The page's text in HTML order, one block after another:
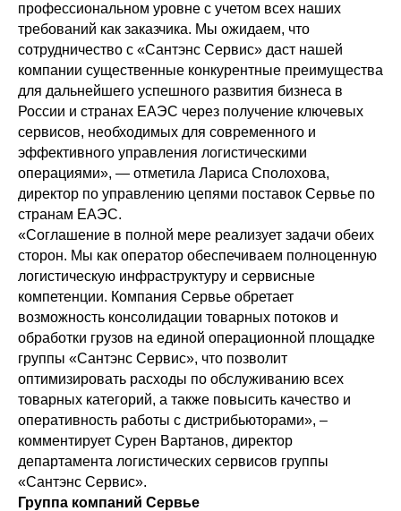
профессиональном уровне с учетом всех наших
требований как заказчика. Мы ожидаем, что
сотрудничество с «Сантэнс Сервис» даст нашей
компании существенные конкурентные преимущества
для дальнейшего успешного развития бизнеса в
России и странах ЕАЭС через получение ключевых
сервисов, необходимых для современного и
эффективного управления логистическими
операциями», — отметила Лариса Сполохова,
директор по управлению цепями поставок Сервье по
странам ЕАЭС.
«Соглашение в полной мере реализует задачи обеих
сторон. Мы как оператор обеспечиваем полноценную
логистическую инфраструктуру и сервисные
компетенции. Компания Сервье обретает
возможность консолидации товарных потоков и
обработки грузов на единой операционной площадке
группы «Сантэнс Сервис», что позволит
оптимизировать расходы по обслуживанию всех
товарных категорий, а также повысить качество и
оперативность работы с дистрибьюторами», –
комментирует Сурен Вартанов, директор
департамента логистических сервисов группы
«Сантэнс Сервис».
Группа компаний Сервье